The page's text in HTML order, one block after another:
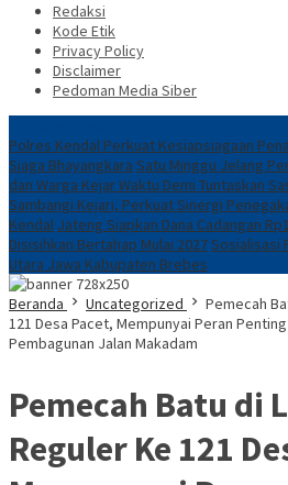
Redaksi
Kode Etik
Privacy Policy
Disclaimer
Pedoman Media Siber
Polres Kendal Perkuat Kesiapsiagaan
Siaga Bhayangkara Satu Minggu Jelang
dan Warga Kejar Waktu Demi Tuntaskan
Sambangi Kejari, Perkuat Sinergi
Kendal Jateng Siapkan Dana Cadangan
Disisihkan Bertahap Mulai 2027Sosialisasi
Utara Jawa Kabupaten Brebes
Beranda
Uncategorized
Pemecah
121 Desa Pacet, Mempunyai Peran
Pembagunan Jalan Makadam
Pemecah Batu di
Reguler Ke 121